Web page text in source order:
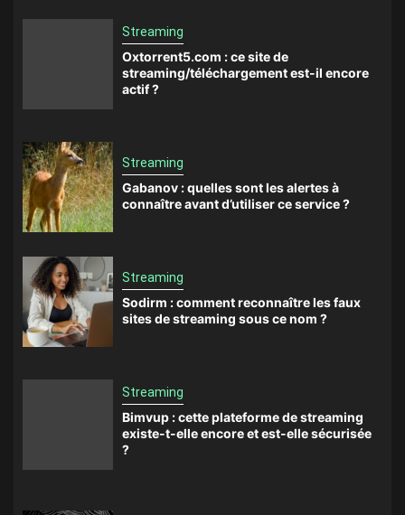
Streaming
Oxtorrent5.com : ce site de
streaming/téléchargement est-il encore
actif ?
Streaming
Gabanov : quelles sont les alertes à
connaître avant d’utiliser ce service ?
Streaming
Sodirm : comment reconnaître les faux
sites de streaming sous ce nom ?
Streaming
Bimvup : cette plateforme de streaming
existe-t-elle encore et est-elle sécurisée
?